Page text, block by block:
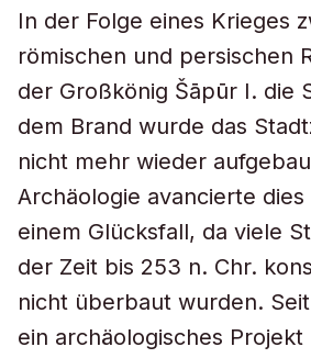
In der Folge eines Krieges
römischen und persischen
der Großkönig Šāpūr I. die
dem Brand wurde das
nicht mehr wieder
Archäologie avancierte
einem Glücksfall, da viele
der Zeit bis 253 n. Chr.
nicht überbaut wurden.
ein archäologisches